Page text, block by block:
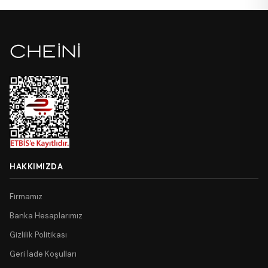
HAKKIMIZDA
Firmamız
Banka Hesaplarımız
Gizlilik Politikası
Geri İade Koşulları